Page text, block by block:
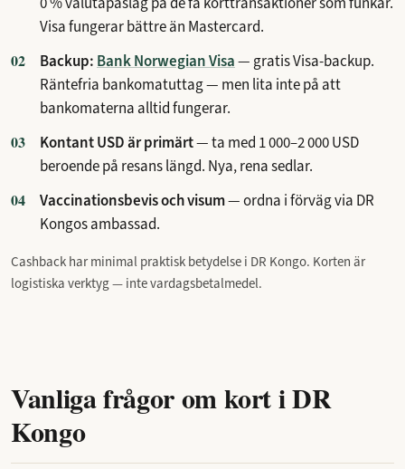
Visa fungerar bättre än Mastercard.
Backup: Bank Norwegian Visa— gratis Visa-backup.
Räntefria bankomatuttag — men lita inte på att
bankomaterna alltid fungerar.
Kontant USD är primärt— ta med 1 000–2 000 USD
beroende på resans längd. Nya, rena sedlar.
Vaccinationsbevis och visum— ordna i förväg via DR
Kongos ambassad.
Cashback har minimal praktisk betydelse i DR Kongo. Korten är
logistiska verktyg — inte vardagsbetalmedel.
Vanliga frågor om kort i DR
Kongo